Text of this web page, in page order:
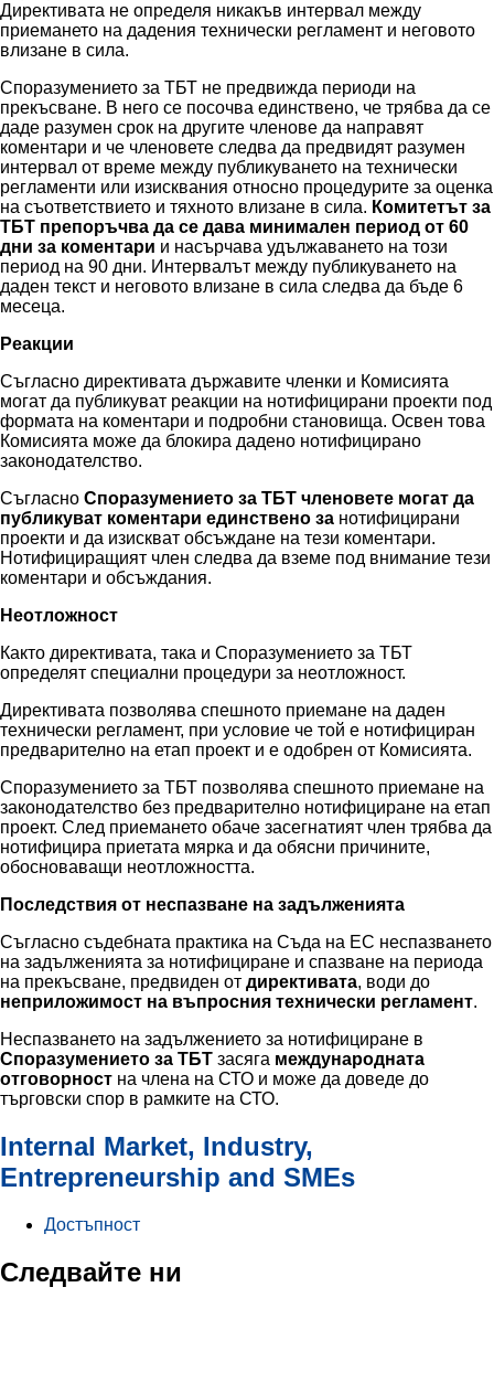
Директивата не определя никакъв интервал между
приемането на дадения технически регламент и неговото
влизане в сила.
Споразумението за ТБТ не предвижда периоди на
прекъсване. В него се посочва единствено, че трябва да се
даде разумен срок на другите членове да направят
коментари и че членовете следва да предвидят разумен
интервал от време между публикуването на технически
регламенти или изисквания относно процедурите за оценка
на съответствието и тяхното влизане в сила. Комитетът за
ТБТ препоръчва да се дава минимален период от 60
дни за коментари и насърчава удължаването на този
период на 90 дни. Интервалът между публикуването на
даден текст и неговото влизане в сила следва да бъде 6
месеца.
Реакции
Съгласно директивата държавите членки и Комисията
могат да публикуват реакции на нотифицирани проекти под
формата на коментари и подробни становища. Освен това
Комисията може да блокира дадено нотифицирано
законодателство.
Съгласно Споразумението за ТБТ членовете могат да
публикуват коментари единствено за нотифицирани
проекти и да изискват обсъждане на тези коментари.
Нотифициращият член следва да вземе под внимание тези
коментари и обсъждания.
Неотложност
Както директивата, така и Споразумението за ТБТ
определят специални процедури за неотложност.
Директивата позволява спешното приемане на даден
технически регламент, при условие че той е нотифициран
предварително на етап проект и е одобрен от Комисията.
Споразумението за ТБТ позволява спешното приемане на
законодателство без предварително нотифициране на етап
проект. След приемането обаче засегнатият член трябва да
нотифицира приетата мярка и да обясни причините,
обосноваващи неотложността.
Последствия от неспазване на задълженията
Съгласно съдебната практика на Съда на ЕС неспазването
на задълженията за нотифициране и спазване на периода
на прекъсване, предвиден от директивата, води до
неприложимост на въпросния технически регламент.
Неспазването на задължението за нотифициране в
Споразумението за ТБТ засяга международната
отговорност на члена на СТО и може да доведе до
търговски спор в рамките на СТО.
Internal Market, Industry,
Entrepreneurship and SMEs
Достъпност
Следвайте ни